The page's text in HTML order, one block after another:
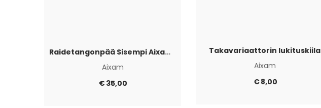
Raidetangonpää Sisempi Aixam 2010+
Aixam
€35,00
Takavariaattorin lukituskiila
Aixam
€8,00